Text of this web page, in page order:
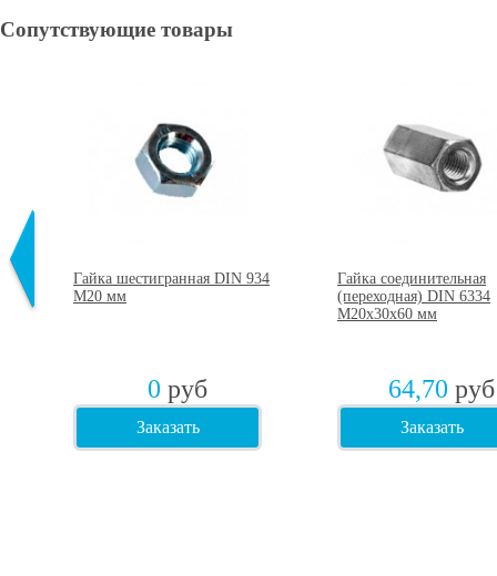
Сопутствующие товары
Гайка шестигранная DIN 934
М20 мм
0 руб
Заказать
Гайка соединительная
(переходная) DIN 6334
М20х30х60 мм
64,70 руб
Заказать